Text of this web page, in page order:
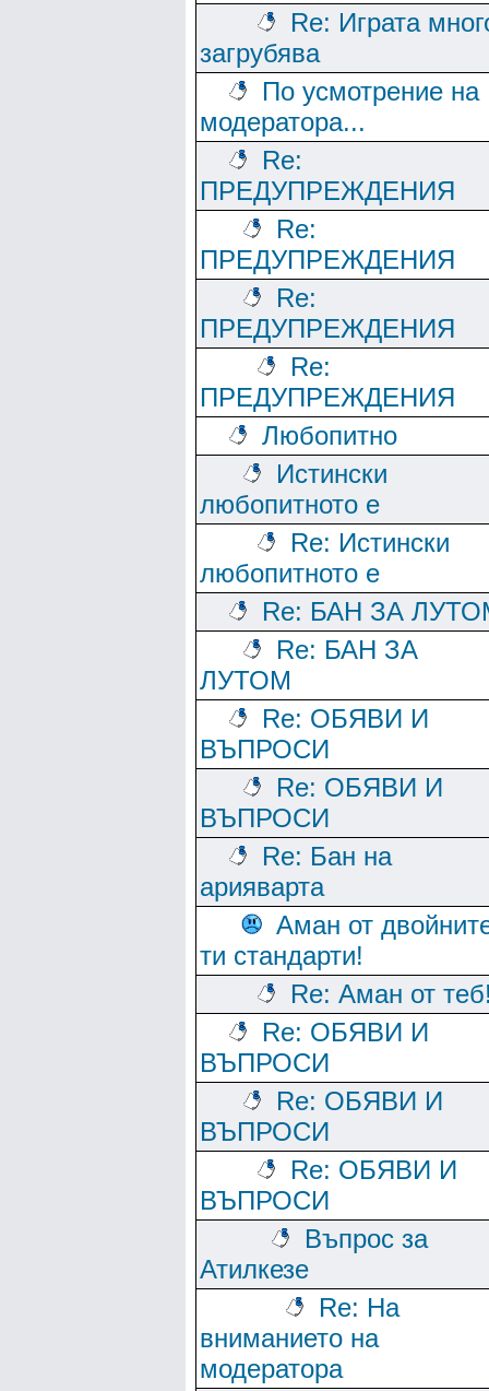
Re: Играта
загрубява
По усмотрение на
модератора...
Re:
ПРЕДУПРЕЖДЕНИЯ
Re:
ПРЕДУПРЕЖДЕНИЯ
Re:
ПРЕДУПРЕЖДЕНИЯ
Re:
ПРЕДУПРЕЖДЕНИЯ
Любопитно
Истински
любопитното е
Re: Истински
любопитното е
Re: БАН ЗА
Re: БАН ЗА
ЛУТОМ
Re: ОБЯВИ И
ВЪПРОСИ
Re: ОБЯВИ И
ВЪПРОСИ
Re: Бан на
арияварта
Аман от
ти стандарти!
Re: Аман от
Re: ОБЯВИ И
ВЪПРОСИ
Re: ОБЯВИ И
ВЪПРОСИ
Re: ОБЯВИ И
ВЪПРОСИ
Въпрос за
Атилкезе
Re: На
вниманието на
модератора